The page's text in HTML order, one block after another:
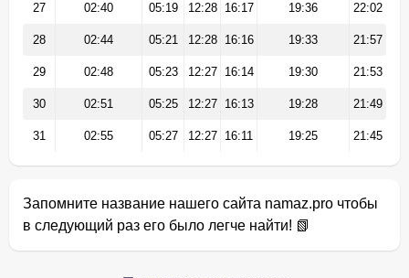
27 02:40 05:19 12:28 16:17 19:36 22:02
28 02:44 05:21 12:28 16:16 19:33 21:57
29 02:48 05:23 12:27 16:14 19:30 21:53
30 02:51 05:25 12:27 16:13 19:28 21:49
31 02:55 05:27 12:27 16:11 19:25 21:45
Запомните название нашего сайта namaz.pro чтобы
в следующий раз его было легче найти! 📗